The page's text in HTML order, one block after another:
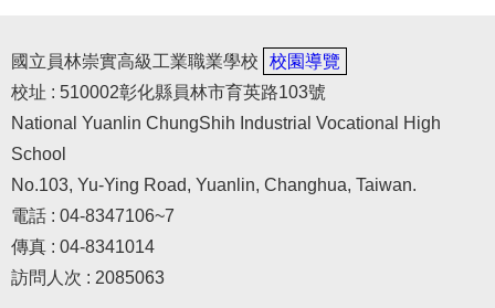
國立員林崇實高級工業職業學校
校園導覽
校址 : 510002彰化縣員林市育英路103號
National Yuanlin ChungShih Industrial Vocational High
School
No.103, Yu-Ying Road, Yuanlin, Changhua, Taiwan.
電話 : 04-8347106~7
傳真 : 04-8341014
訪問人次 : 2085063